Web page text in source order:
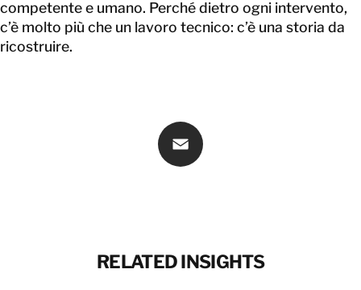
competente e umano. Perché dietro ogni intervento,
c’è molto più che un lavoro tecnico: c’è una storia da
ricostruire.
RELATED INSIGHTS